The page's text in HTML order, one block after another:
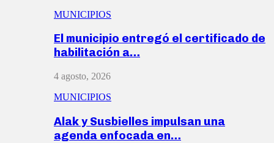
MUNICIPIOS
El municipio entregó el certificado de
habilitación a…
4 agosto, 2026
MUNICIPIOS
Alak y Susbielles impulsan una
agenda enfocada en…